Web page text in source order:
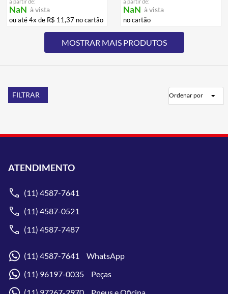
NaN à vista
ou até4x de R$ 11,37 no cartão
NaN à vista
no cartão
FILTRAR Ordenar por
ATENDIMENTO
(11) 4587-7641
(11) 4587-0521
(11) 4587-7487
(11) 4587-7641 WhatsApp
(11) 96197-0035 Peças
(11) 97267-2970 Pneus e Oficina